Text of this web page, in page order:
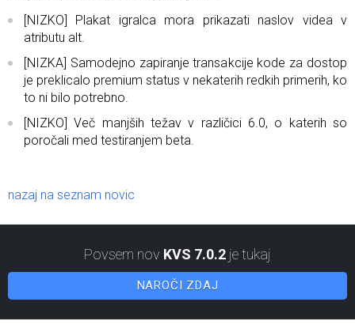
[NIZKO] Plakat igralca mora prikazati naslov videa v
atributu alt.
[NIZKA] Samodejno zapiranje transakcije kode za dostop
je preklicalo premium status v nekaterih redkih primerih, ko
to ni bilo potrebno.
[NIZKO] Več manjših težav v različici 6.0, o katerih so
poročali med testiranjem beta.
nazaj na seznam novic
Povsem nov KVS 7.0.2 je tukaj
NAROČI ZDAJ